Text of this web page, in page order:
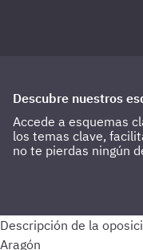
Descubre nuestros
Accede a esquemas
los temas clave,
no te pierdas ningún